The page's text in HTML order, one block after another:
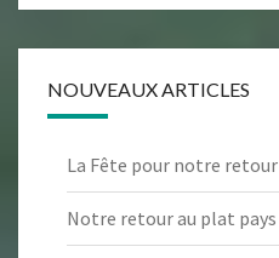
NOUVEAUX ARTICLES
La Fête pour notre retour
Notre retour au plat pays